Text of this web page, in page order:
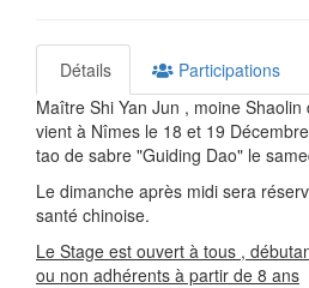
Détails
Participations
Maître Shi Yan Jun , moine
vient à Nîmes le 18 et 19
tao de sabre "Guiding Dao" le
Le dimanche après midi sera
santé chinoise.
Le Stage est ouvert à tous ,
ou non adhérents à partir de 8 ans